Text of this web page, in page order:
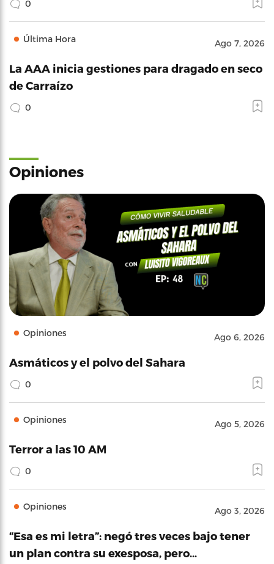
0
Última Hora Ago 7, 2026
La AAA inicia gestiones para dragado en seco
de Carraízo
0
Opiniones
Opiniones Ago 6, 2026
Asmáticos y el polvo del Sahara
0
Opiniones Ago 5, 2026
Terror a las 10 AM
0
Opiniones Ago 3, 2026
“Esa es mi letra”: negó tres veces bajo tener
un plan contra su exesposa, pero…